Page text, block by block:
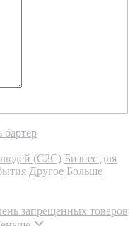
бартер
(С2С) Бизнес для
Другое Больше
запрещенных товаров